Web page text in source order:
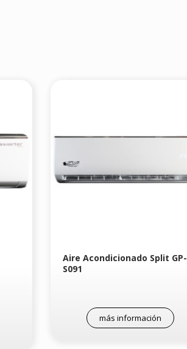
Aire Acondicionado Split GP-
S091
más información